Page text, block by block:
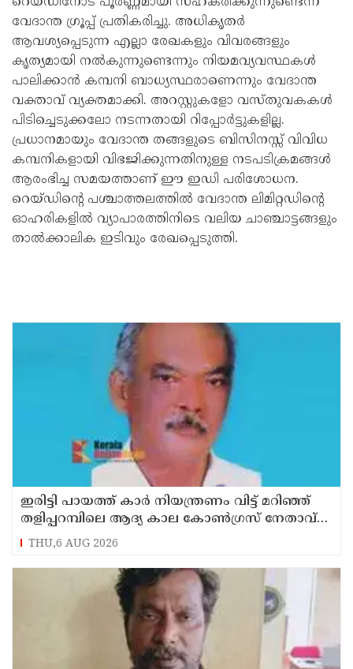
വേദാന്ത ഗ്രൂപ്പ് പ്രതികരിച്ചു. അധികൃതർ
ആവശ്യപ്പെടുന്ന എല്ലാ രേഖകളും വിവരങ്ങളും
കൃത്യമായി നൽകുന്നുണ്ടെന്നും നിയമവ്യവസ്ഥകൾ
പാലിക്കാൻ കമ്പനി ബാധ്യസ്ഥരാണെന്നും വേദാന്ത
വക്താവ് വ്യക്തമാക്കി. അറസ്റ്റുകളോ വസ്തുവകകൾ
പിടിച്ചെടുക്കലോ നടന്നതായി റിപ്പോർട്ടുകളില്ല.
പ്രധാനമായും വേദാന്ത തങ്ങളുടെ ബിസിനസ്സ് വിവിധ
കമ്പനികളായി വിഭജിക്കുന്നതിനുള്ള നടപടിക്രമങ്ങൾ
ആരംഭിച്ച സമയത്താണ് ഈ ഇഡി പരിശോധന.
റെയ്ഡിന്റെ പശ്ചാത്തലത്തിൽ വേദാന്ത ലിമിറ്റഡിന്റെ
ഓഹരികളിൽ വ്യാപാരത്തിനിടെ വലിയ ചാഞ്ചാട്ടങ്ങളും
താൽക്കാലിക ഇടിവും രേഖപ്പെടുത്തി.
ഇരിട്ടി പായത്ത് കാർ നിയന്ത്രണം വിട്ട് മറിഞ്ഞ്
തളിപ്പറമ്പിലെ ആദ്യ കാല കോണ്‍ഗ്രസ് നേതാവ്
മരിച്ചു
THU,6 AUG 2026